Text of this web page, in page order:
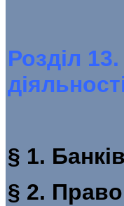
Розділ
§ 1.
§ 2.